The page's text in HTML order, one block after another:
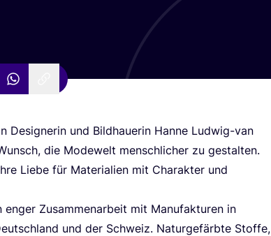
Desi­gne­rin und Bild­haue­rin Han­ne Lud­wig-van
die Mode­welt mensch­li­cher zu gestal­ten.
Lie­be für Mate­ria­li­en mit Cha­rak­ter und
enger Zusam­men­ar­beit mit Manu­fak­tu­ren in
und der Schweiz. Natur­ge­färb­te Stof­fe,